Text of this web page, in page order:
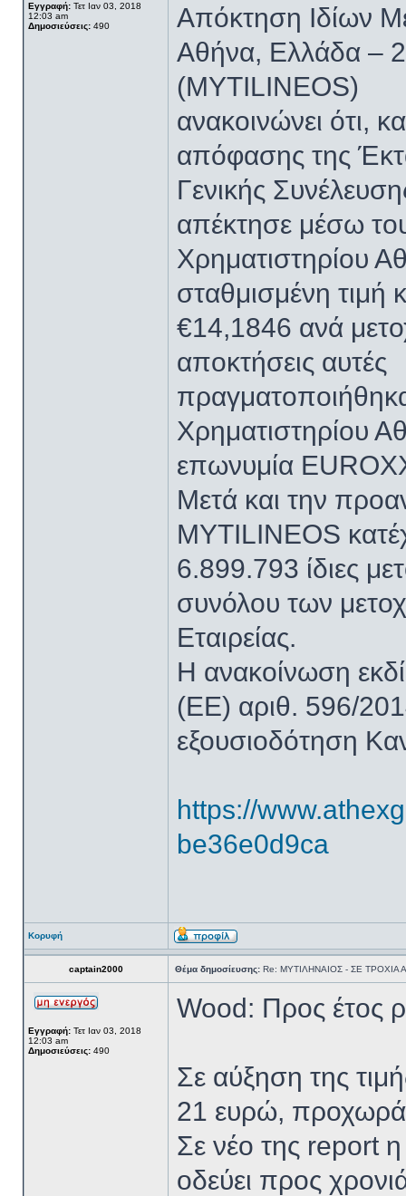
Εγγραφή: Τετ Ιαν 03, 2018
12:03 am
Δημοσιεύσεις: 490
Απόκτηση Ιδίων
Αθήνα, Ελλάδα –
(MYTILINEOS)
ανακοινώνει ότι,
απόφασης της
Γενικής
απέκτησε μέσω
Χρηματιστηρίου
σταθμισμένη τιμή
€14,1846 ανά
αποκτήσεις αυτές
Χρηματιστηρίου
επωνυμία
Μετά και την
MYTILINEOS
6.899.793 ίδιες
συνόλου των
Εταιρείας.
Η ανακοίνωση
(ΕΕ) αριθ. 596/
εξουσιοδότηση
https://
be36e0d9ca
Κορυφή
captain2000 Θέμα δημοσίευσης: Re: ΜΥΤΙΛΗΝΑΙΟΣ - ΣΕ ΤΡΟΧΙΑ
Εγγραφή: Τετ Ιαν 03, 2018
12:03 am
Δημοσιεύσεις: 490
Wood: Προς έτος
Σε αύξηση της
21 ευρώ, προχωρά
Σε νέο της report
οδεύει προς